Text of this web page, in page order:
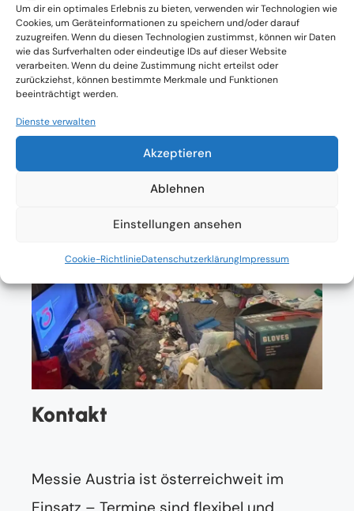
Um dir ein optimales Erlebnis zu bieten, verwenden wir Technologien wie
Cookies, um Geräteinformationen zu speichern und/oder darauf
zuzugreifen. Wenn du diesen Technologien zustimmst, können wir Daten
wie das Surfverhalten oder eindeutige IDs auf dieser Website
verarbeiten. Wenn du deine Zustimmung nicht erteilst oder
zurückziehst, können bestimmte Merkmale und Funktionen
beeinträchtigt werden.
Dienste verwalten
Akzeptieren
Ablehnen
Einstellungen ansehen
Cookie-RichtlinieDatenschutzerklärungImpressum
Verfügbarkeit: Österreichweit
Absolute Diskretion & keine
Zusammenarbeit mit Ämtern ohne
Einverständnis
Kontakt
Messie Austria ist österreichweit im